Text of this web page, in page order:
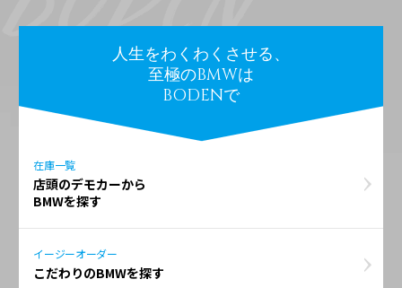
人生をわくわくさせる、
至極のBMWは
BODENで
在庫一覧
店頭のデモカーから
BMWを探す
イージーオーダー
こだわりのBMWを探す